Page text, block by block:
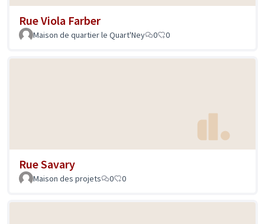
Rue Viola Farber
Maison de quartier le Quart'Ney 0 0
Rue Savary
Maison des projets 0 0